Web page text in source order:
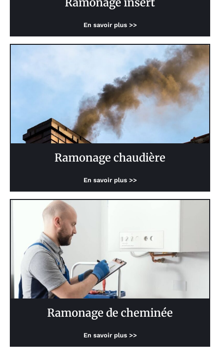
En savoir plus >>
Ramonage chaudière
En savoir plus >>
Ramonage de cheminée
En savoir plus >>